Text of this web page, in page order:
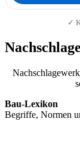
✓
Bau-Lexikon
Begriffe, Normen